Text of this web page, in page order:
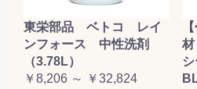
東栄部品 ベトコ レイ
ンフォース 中性洗剤
（3.78L）
￥8,206 ～ ￥32,824